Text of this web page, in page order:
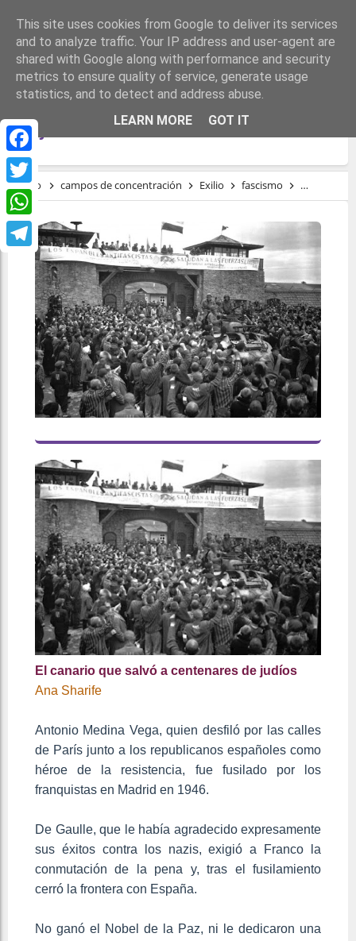
Facebook
Twitter
WhatsApp
Telegram
EL CANARIO QUE SALVÓ A CENTENARES
DE JUDÍOS
Inicio campos de concentración Exilio fascismo Holocausto
El canario que salvó a centenares de judíos
Ana Sharife
Antonio Medina Vega, quien desfiló por las calles
de París junto a los republicanos españoles como
héroe de la resistencia, fue fusilado por los
franquistas en Madrid en 1946.
De Gaulle, que le había agradecido expresamente
sus éxitos contra los nazis, exigió a Franco la
conmutación de la pena y, tras el fusilamiento
cerró la frontera con España.
No ganó el Nobel de la Paz, ni le dedicaron una
This site uses cookies from Google to deliver its services
and to analyze traffic. Your IP address and user-agent are
shared with Google along with performance and security
metrics to ensure quality of service, generate usage
statistics, and to detect and address abuse.
LEARN MORE
GOT IT